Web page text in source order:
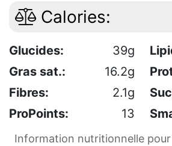
Calories:
Glucides: 39g
Gras sat.:
16.2g
Fibres:
2.1g
ProPoints:
13
Information nutritionnelle